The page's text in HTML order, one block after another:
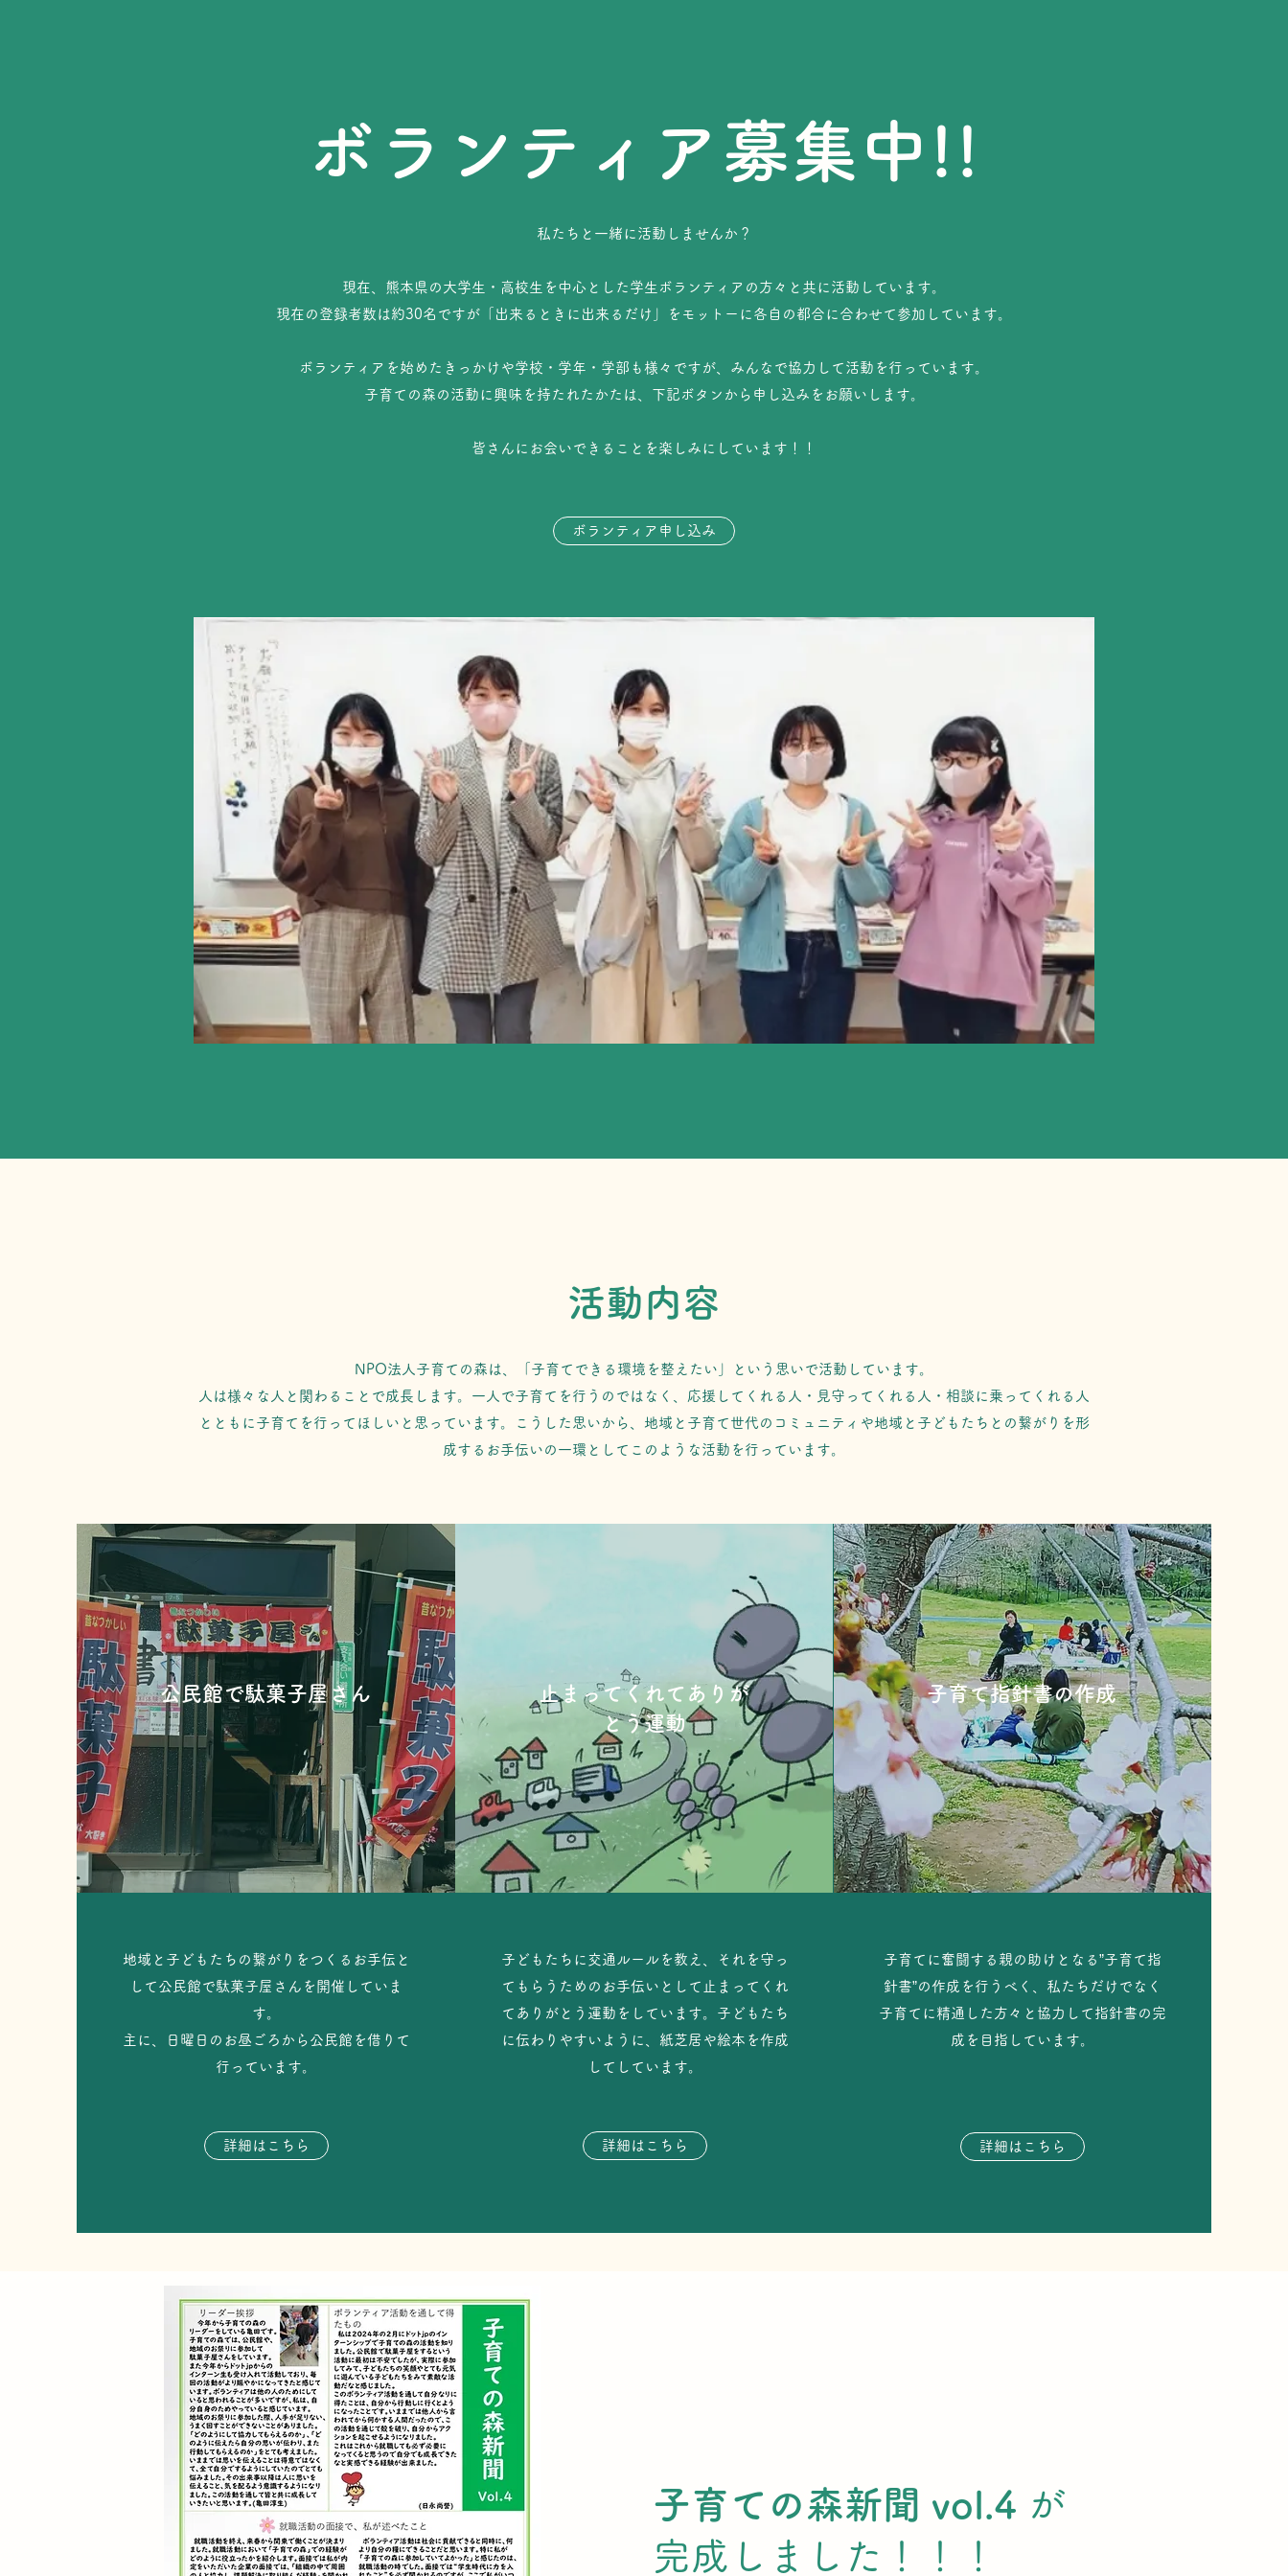
ボランティア募集中!!
私たちと一緒に活動しませんか？
現在、熊本県の大学生・高校生を中心とした学生ボランティアの方々と共に活動しています。
​現在の登録者数は約30名ですが「出来るときに出来るだけ」をモットーに各自の都合に合わせて参加しています。
ボランティアを始めたきっかけや学校・学年・学部も様々ですが、みんなで協力して活動を行っています。
子育ての森の活動に興味を持たれたかたは、下記ボタンから申し込みをお願いします。
皆さんにお会いできることを楽しみにしています！！
ボランティア申し込み
活動内容
NPO法人子育ての森は、「子育てできる環境を整えたい」という思いで活動しています。
人は様々な人と関わることで成長します。一人で子育てを行うのではなく、応援してくれる人・見守ってくれる人・相談に乗ってくれる人
とともに子育てを行ってほしいと思っています。こうした思いから、地域と子育て世代のコミュニティや地域と子どもたちとの繋がりを形
成するお手伝いの一環としてこのような活動を行っています。
公民館で駄菓子屋さん
止まってくれてありが
とう運動
​​子育て指針書の作成
地域と子どもたちの繋がりをつくるお手伝と
して公民館で駄菓子屋さんを開催していま
す。
​主に、日曜日のお昼ごろから公民館を借りて
行っています。
詳細はこちら
​​子どもたちに交通ルールを教え、それを守っ
てもらうためのお手伝いとして止まってくれ
てありがとう運動をしています。子どもたち
に伝わりやすいように、紙芝居や絵本を作成
してしています。
詳細はこちら
​​子育てに奮闘する親の助けとなる”子育て指
針書”の作成を行うべく、私たちだけでなく
子育てに精通した方々と協力して指針書の完
成を目指しています。
詳細はこちら
子育ての森新聞 vol.4 が
完成しました！！！